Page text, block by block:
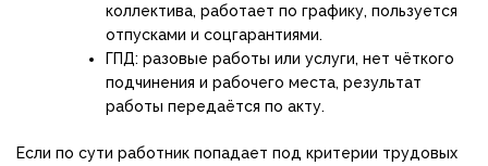
коллектива, работает по графику, пользуется
отпусками и соцгарантиями.
ГПД: разовые работы или услуги, нет чёткого
подчинения и рабочего места, результат
работы передаётся по акту.
Если по сути работник попадает под критерии трудовых